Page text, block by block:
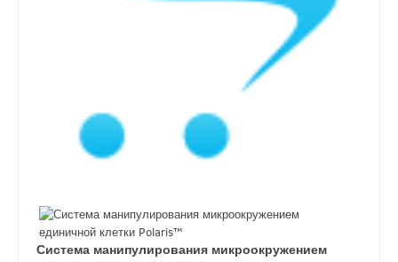
Система манипулирования микроокружением